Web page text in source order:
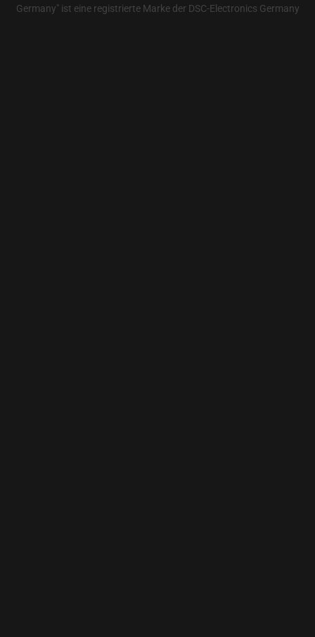
Germany" ist eine registrierte Marke der DSC-Electronics Germany